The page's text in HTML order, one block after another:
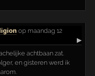
op maandag 12
▶
achtbaan zat.
en gisteren werd ik